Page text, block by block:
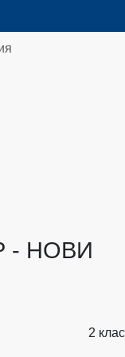
- НОВИ
2 клас